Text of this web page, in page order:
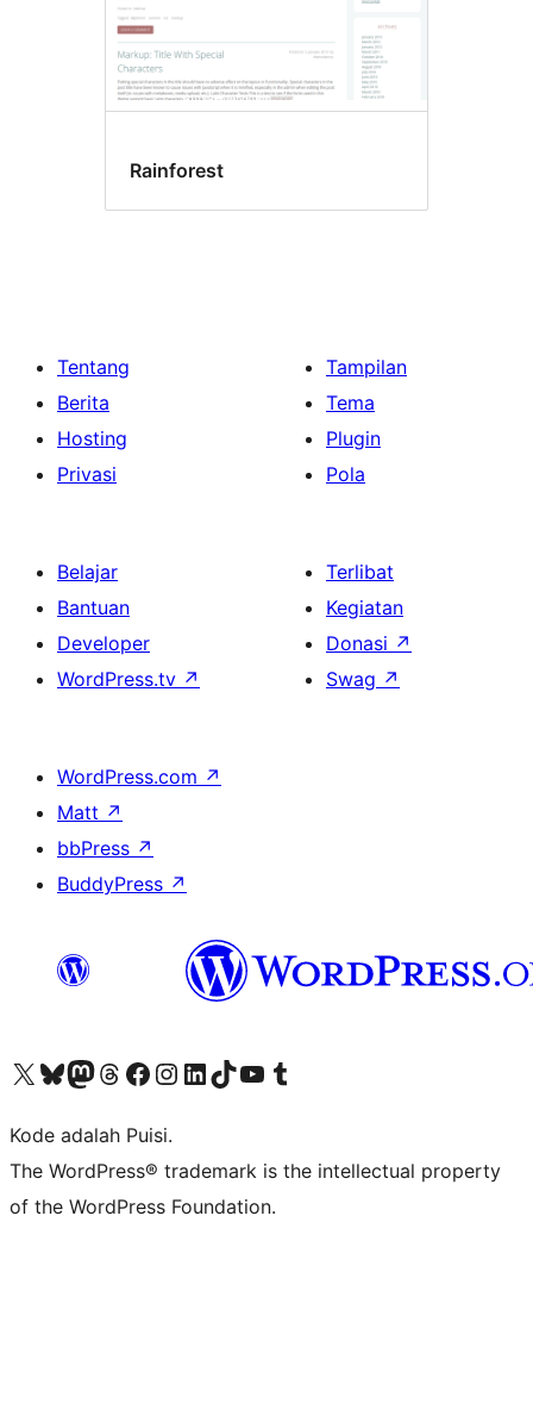
Rainforest
Tentang
Berita
Hosting
Privasi
Tampilan
Tema
Plugin
Pola
Belajar
Bantuan
Developer
WordPress.tv ↗
Terlibat
Kegiatan
Donasi ↗
Swag ↗
WordPress.com ↗
Matt ↗
bbPress ↗
BuddyPress ↗
Kunjungi akun X (sebelumnya Twitter) kamiVisit our Bluesky account
Kunjungi akun Mastodon kami
Visit our Threads account
Kunjungi halaman Facebook kamiKunjungi akun Instagram kamiKunjungi akun LinkedIn kami
Visit our TikTok account
Kunjungi channel YouTube kamiVisit our Tumblr account
Kode adalah Puisi.
The WordPress® trademark is the intellectual property
of the WordPress Foundation.